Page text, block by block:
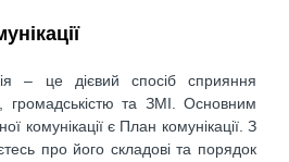
– це дієвий спосіб сприяння
громадськістю та ЗМІ. Основним
комунікації є План комунікації. З
про його складові та порядок